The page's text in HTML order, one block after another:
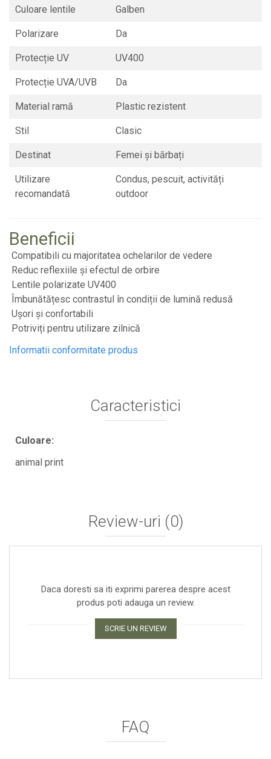
Culoare lentile Galben
Polarizare Da
Protecție UV UV400
Protecție UVA/UVB Da
Material ramă Plastic rezistent
Stil Clasic
Destinat Femei și bărbați
Utilizare
recomandată
Condus, pescuit, activități
outdoor
Beneficii
Compatibili cu majoritatea ochelarilor de vedere
Reduc reflexiile și efectul de orbire
Lentile polarizate UV400
Îmbunătățesc contrastul în condiții de lumină redusă
Ușori și confortabili
Potriviți pentru utilizare zilnică
Informatii conformitate produs
Caracteristici
Culoare:
animal print
Review-uri (0)
Daca doresti sa iti exprimi parerea despre acest
produs poti adauga un review.
SCRIE UN REVIEW
FAQ